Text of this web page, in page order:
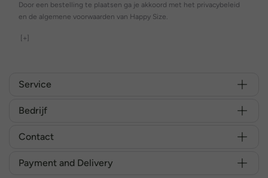
Door een bestelling te plaatsen ga je akkoord met het privacybeleid
en de algemene voorwaarden van Happy Size.
[+]
Service
Bedrijf
Contact
Payment and Delivery